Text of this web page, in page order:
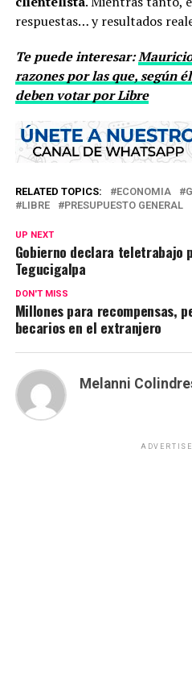
respuestas… y resultados
Te puede interesar:
razones por las que, según
deben votar por Libre
RELATED TOPICS: ECONOMIA
LIBRE
PRESUPUESTO GENERAL
UP NEXT
Gobierno declara teletrabajo
Tegucigalpa
DON'T MISS
Millones para recompensas,
becarios en el extranjero
Melanni